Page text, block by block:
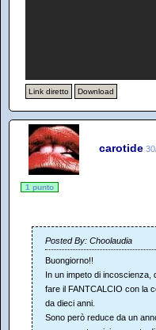
Link diretto Download
carotide
1 punto
Posted By: Choolaudia
Buongiorno!!
In un impeto di
fare il FANTCALCIO con la
da dieci anni.
Sono però reduce da un